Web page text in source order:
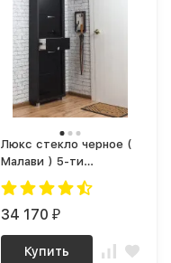
Люкс стекло черное (
Малави ) 5-ти
секционный Плюс
34 170 ₽
Купить